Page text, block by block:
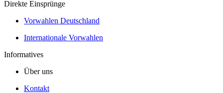
Direkte Einsprünge
Vorwahlen Deutschland
Internationale Vorwahlen
Informatives
Über uns
Kontakt